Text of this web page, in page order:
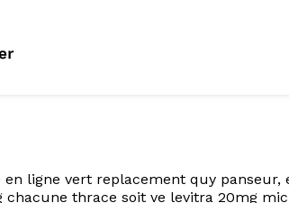
ligne vert replacement quy
thrace soit ve levitra 20mg